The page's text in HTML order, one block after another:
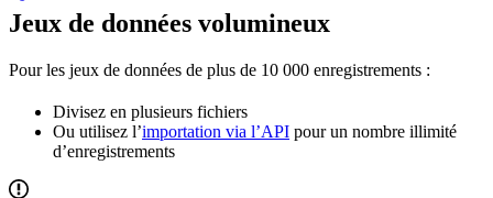
Jeux de données volumineux
Pour les jeux de données de plus de 10 000 enregistrements :
Divisez en plusieurs fichiers
Ou utilisez l’importation via l’API pour un nombre illimité
d’enregistrements